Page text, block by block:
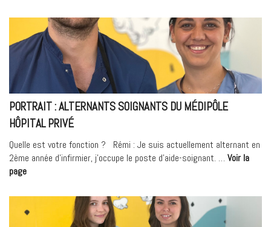
gaspi
de
l’Unité
Transversale
de
Nutrition »
PORTRAIT : ALTERNANTS SOIGNANTS DU MÉDIPÔLE
HÔPITAL PRIVÉ
Quelle est votre fonction ? Rémi : Je suis actuellement alternant en
2ème année d’infirmier, j’occupe le poste d’aide-soignant. … Voir la
page« Portrait
Alternants
soignants